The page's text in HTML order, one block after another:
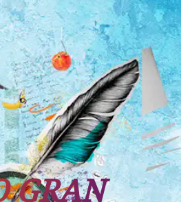
partenze
GRAN